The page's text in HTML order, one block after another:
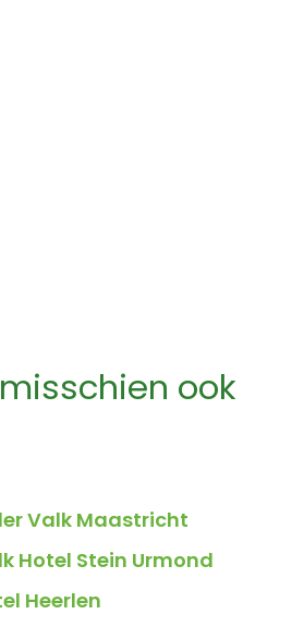
ook
Valk Maastricht
Hotel Stein Urmond
Heerlen